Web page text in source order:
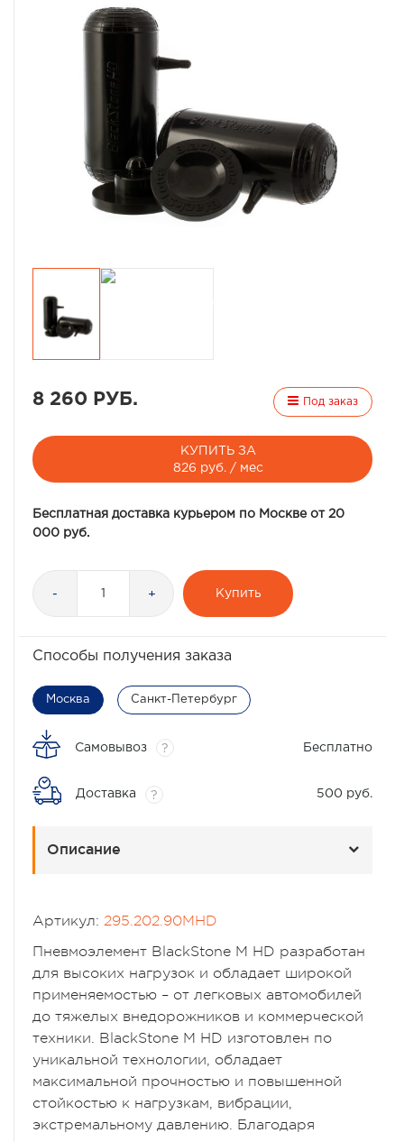
8 260 РУБ. Под заказ
КУПИТЬ ЗА
826 руб. / мес
Бесплатная доставка курьером по Москве от 20
000 руб.
- + Купить
Способы получения заказа
Москва Санкт-Петербург
Самовывоз ? Бесплатно
Доставка ? 500 руб.
Описание
Артикул: 295.202.90MHD
Пневмоэлемент BlackStone M HD разработан
для высоких нагрузок и обладает широкой
применяемостью – от легковых автомобилей
до тяжелых внедорожников и коммерческой
техники. BlackStone M HD изготовлен по
уникальной технологии, обладает
максимальной прочностью и повышенной
стойкостью к нагрузкам, вибрации,
экстремальному давлению. Благодаря